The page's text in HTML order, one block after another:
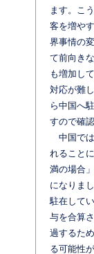
ます。こ
客を増や
界事情の
て前向き
も増加し
対応が難
ら中国へ
すので確
中国では
れること
満の場合
になりま
駐在して
与を合算
過するた
る可能性